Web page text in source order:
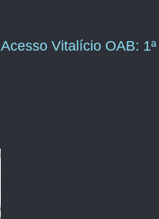
Acesso Vitalício OAB: